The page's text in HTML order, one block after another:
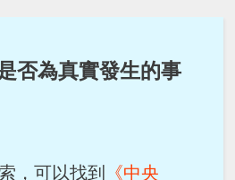
否為真實發生的事
，可以找到
《中央